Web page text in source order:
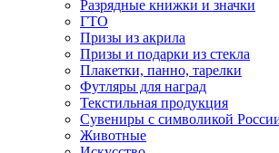
Разрядные книжки и значки
ГТО
Призы из акрила
Призы и подарки из стекла
Плакетки, панно, тарелки
Футляры для наград
Текстильная продукция
Сувениры с символикой
Животные